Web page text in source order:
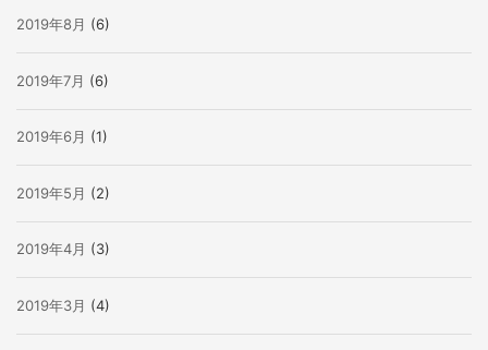
2019年8月 (6)
2019年7月 (6)
2019年6月 (1)
2019年5月 (2)
2019年4月 (3)
2019年3月 (4)